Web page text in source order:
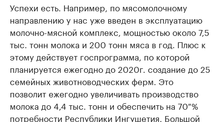
Успехи есть. Например, по мясомолочному
направлению у нас уже введен в эксплуатацию
молочно-мясной комплекс, мощностью около 7,5
тыс. тонн молока и 200 тонн мяса в год. Плюс к
этому действует госпрограмма, по которой
планируется ежегодно до 2020г. создание до 25
семейных животноводческих ферм. Это
позволит ежегодно увеличивать производство
молока до 4,4 тыс. тонн и обеспечить на 70 %
потребности Республики Ингушетия. Большой